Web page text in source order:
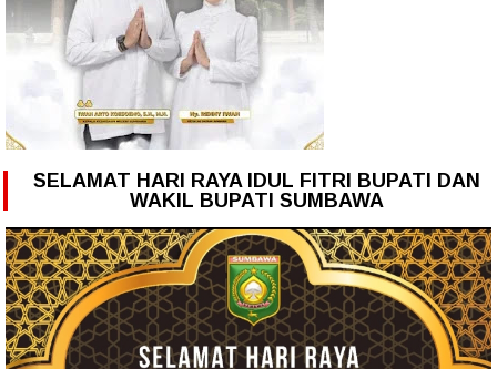
SELAMAT HARI RAYA IDUL FITRI BUPATI DAN
WAKIL BUPATI SUMBAWA